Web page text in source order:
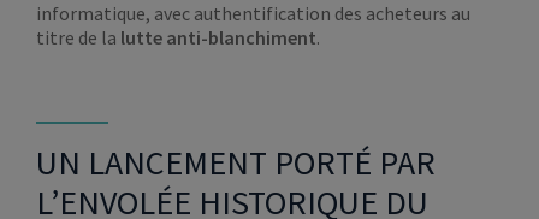
informatique, avec authentification des acheteurs au
titre de la lutte anti-blanchiment.
UN LANCEMENT PORTÉ PAR
L’ENVOLÉE HISTORIQUE DU